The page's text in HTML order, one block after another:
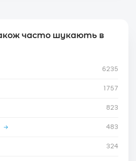
часто шукають в
6235
1757
823
→ 483
324